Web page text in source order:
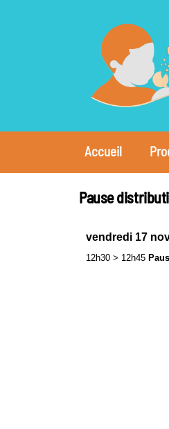
Accueil
Pause
vendredi 17
12h30 > 12h45